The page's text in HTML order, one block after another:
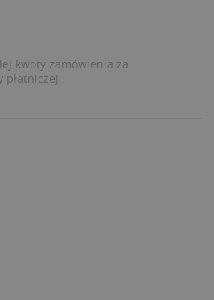
kwoty zamówienia za